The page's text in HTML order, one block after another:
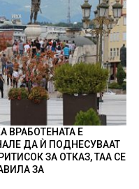
ВРАБОТЕНАТА Е
ДА Ѝ ПОДНЕСУВААТ
ЗА ОТКАЗ, ТАА СЕ
ЗА